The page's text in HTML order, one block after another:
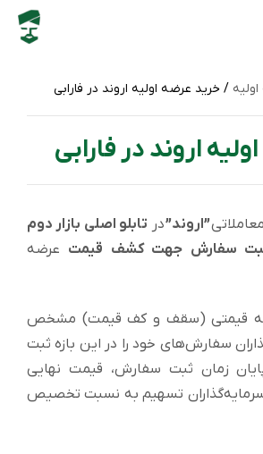
/ خرید عرضه‌ اولیه اروند در فارابی
اروند در فارابی
”اروند”در تابلو اصلی بازار دوم
سفارش جهت کشف قیمت عرضه
قیمتی (سقف و کف قیمت) مشخص
سفارش‌های خود را در این بازه ثبت
زمان ثبت سفارش، قیمت نهایی
تسهیم به نسبت تخصیص